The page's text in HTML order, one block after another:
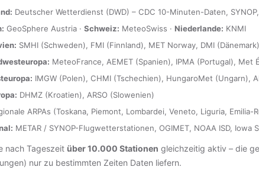
Deutscher Wetterdienst (DWD) – CDC 10-Minuten-Daten,
GeoSphere Austria · Schweiz: MeteoSwiss · Niederlande: KNMI
SMHI (Schweden), FMI (Finnland), MET Norway, DMI (Dänemark)
MeteoFrance, AEMET (Spanien), IPMA (Portugal), Met
IMGW (Polen), CHMI (Tschechien), HungaroMet (Ungarn),
DHMZ (Kroatien), ARSO (Slowenien)
ARPAs (Toskana, Piemont, Lombardei, Veneto, Liguria,
METAR / SYNOP-Flugwetterstationen, OGIMET, NOAA ISD, Iowa
nach Tageszeit über 10.000 Stationen gleichzeitig aktiv – die
nur zu bestimmten Zeiten Daten liefern.